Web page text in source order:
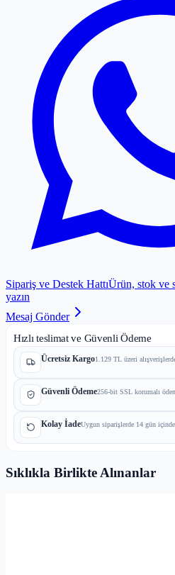
Sipariş ve Destek HattıÜrün, stok ve
yazın
Mesaj Gönder
Hızlı teslimat ve Güvenli Ödeme
Ücretsiz Kargo1.129 TL üzeri
Güvenli Ödeme256-bit SSL korumalı
Kolay İadeUygun siparişlerde 14 gün
Sıklıkla Birlikte Alınanlar